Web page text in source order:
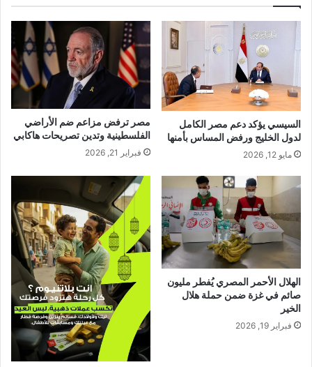
السيسي يؤكد دعم مصر الكامل
لدول الخليج ورفض المساس بأمنها
مايو 12, 2026
مصر ترفض مزاعم ضم الأراضي
الفلسطينية وتدين تصريحات هاكابي
فبراير 21, 2026
الهلال الأحمر المصري يُفطر مليون
صائم في غزة ضمن حملة هلال
الخير
فبراير 19, 2026